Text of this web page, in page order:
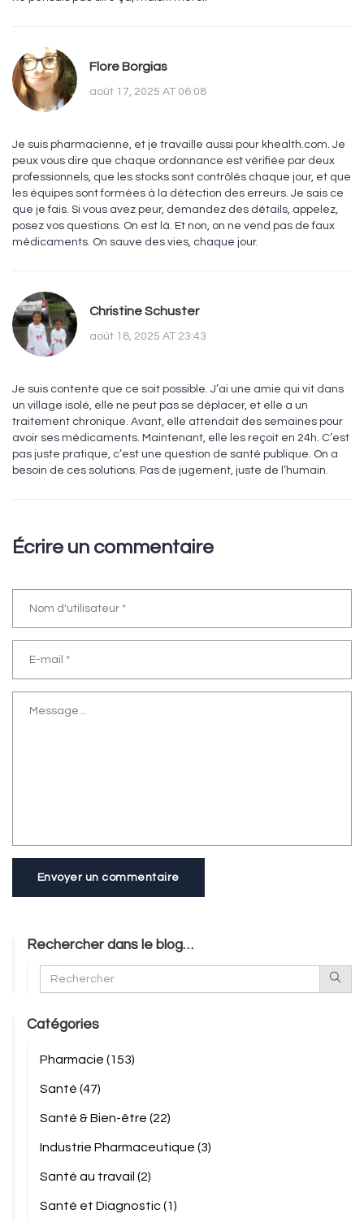
Flore Borgias
août 17, 2025 AT 06:08
Je suis pharmacienne, et je travaille aussi pour khealth.com. Je
peux vous dire que chaque ordonnance est vérifiée par deux
professionnels, que les stocks sont contrôlés chaque jour, et que
les équipes sont formées à la détection des erreurs. Je sais ce
que je fais. Si vous avez peur, demandez des détails, appelez,
posez vos questions. On est là. Et non, on ne vend pas de faux
médicaments. On sauve des vies, chaque jour.
Christine Schuster
août 18, 2025 AT 23:43
Je suis contente que ce soit possible. J’ai une amie qui vit dans
un village isolé, elle ne peut pas se déplacer, et elle a un
traitement chronique. Avant, elle attendait des semaines pour
avoir ses médicaments. Maintenant, elle les reçoit en 24h. C’est
pas juste pratique, c’est une question de santé publique. On a
besoin de ces solutions. Pas de jugement, juste de l’humain.
Écrire un commentaire
Envoyer un commentaire
Rechercher dans le blog…
Catégories
Pharmacie (153)
Santé (47)
Santé & Bien-être (22)
Industrie Pharmaceutique (3)
Santé au travail (2)
Santé et Diagnostic(1)